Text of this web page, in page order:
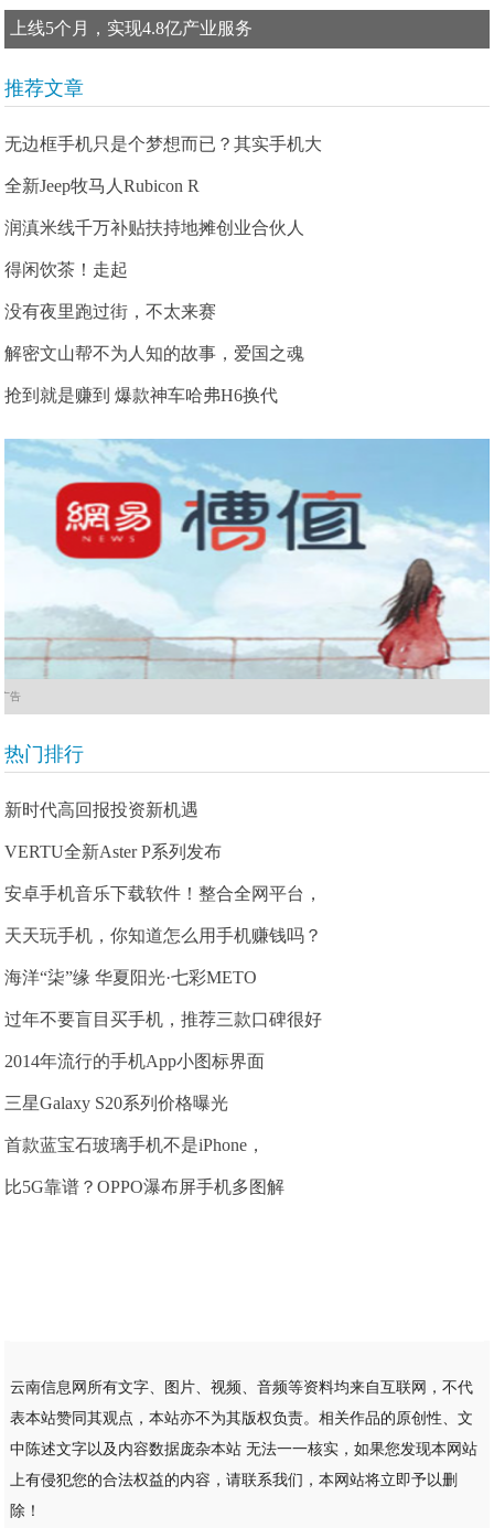
上线5个月，实现4.8亿产业服务
推荐文章
无边框手机只是个梦想而已？其实手机大
全新Jeep牧马人Rubicon R
润滇米线千万补贴扶持地摊创业合伙人
得闲饮茶！走起
没有夜里跑过街，不太来赛
解密文山帮不为人知的故事，爱国之魂
抢到就是赚到 爆款神车哈弗H6换代
广告
热门排行
新时代高回报投资新机遇
VERTU全新Aster P系列发布
安卓手机音乐下载软件！整合全网平台，
天天玩手机，你知道怎么用手机赚钱吗？
海洋“柒”缘 华夏阳光·七彩METO
过年不要盲目买手机，推荐三款口碑很好
2014年流行的手机App小图标界面
三星Galaxy S20系列价格曝光
首款蓝宝石玻璃手机不是iPhone，
比5G靠谱？OPPO瀑布屏手机多图解
云南信息网所有文字、图片、视频、音频等资料均来自互联网，不代
表本站赞同其观点，本站亦不为其版权负责。相关作品的原创性、文
中陈述文字以及内容数据庞杂本站 无法一一核实，如果您发现本网站
上有侵犯您的合法权益的内容，请联系我们，本网站将立即予以删
除！